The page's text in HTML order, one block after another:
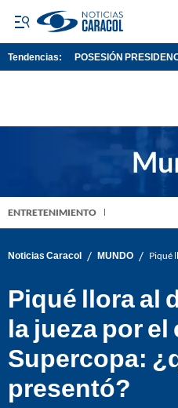
Tendencias: POSESIÓN
ENTRETENIMIENTO
Noticias Caracol / MUNDO / Piqué
Piqué llora al
la jueza por el
Supercopa:
presentó?